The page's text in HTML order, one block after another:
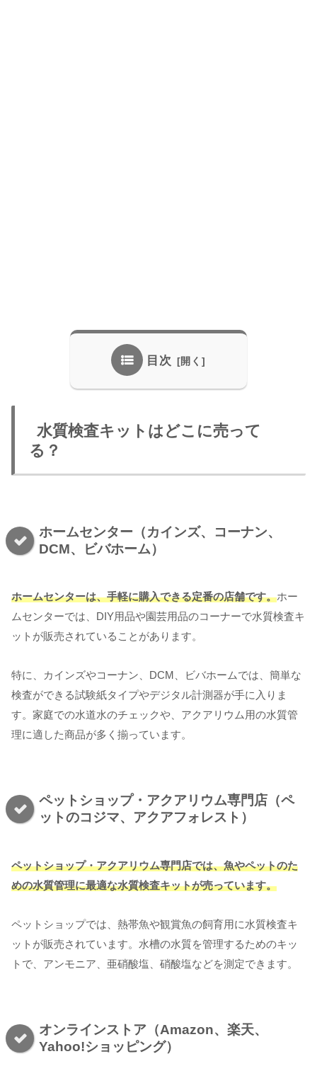
目次
水質検査キットはどこに売って
る？
ホームセンター（カインズ、コーナン、
DCM、ビバホーム）
ホームセンターは、手軽に購入できる定番の店舗です。ホー
ムセンターでは、DIY用品や園芸用品のコーナーで水質検査キ
ットが販売されていることがあります。
特に、カインズやコーナン、DCM、ビバホームでは、簡単な
検査ができる試験紙タイプやデジタル計測器が手に入りま
す。家庭での水道水のチェックや、アクアリウム用の水質管
理に適した商品が多く揃っています。
ペットショップ・アクアリウム専門店（ペ
ットのコジマ、アクアフォレスト）
ペットショップ・アクアリウム専門店では、魚やペットのた
めの水質管理に最適な水質検査キットが売っています。
ペットショップでは、熱帯魚や観賞魚の飼育用に水質検査キ
ットが販売されています。水槽の水質を管理するためのキッ
トで、アンモニア、亜硝酸塩、硝酸塩などを測定できます。
オンラインストア（Amazon、楽天、
Yahoo!ショッピング）